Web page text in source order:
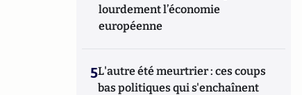
lourdement l’économie
européenne
5L'autre été meurtrier : ces coups
bas politiques qui s'enchaînent